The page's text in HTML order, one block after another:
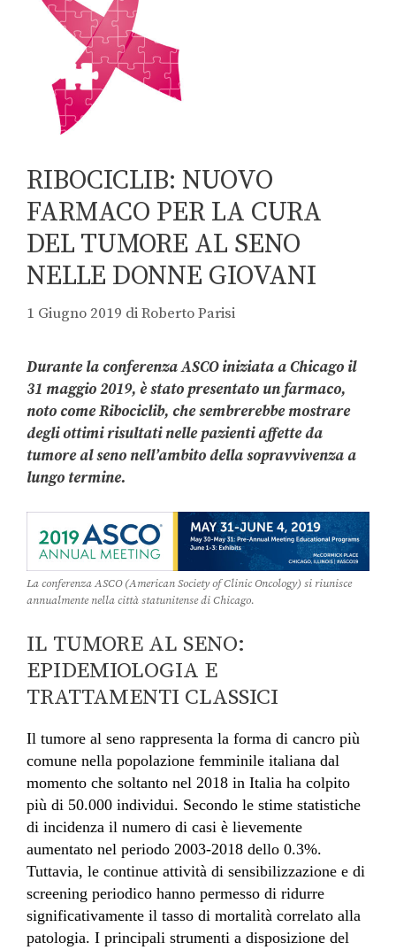
RIBOCICLIB: NUOVO
FARMACO PER LA CURA
DEL TUMORE AL SENO
NELLE DONNE GIOVANI
1 Giugno 2019 diRoberto Parisi
Durante la conferenza ASCO iniziata a Chicago il
31 maggio 2019, è stato presentato un farmaco,
noto come Ribociclib, che sembrerebbe mostrare
degli ottimi risultati nelle pazienti affette da
tumore al seno nell’ambito della sopravvivenza a
lungo termine.
La conferenza ASCO (American Society of Clinic Oncology) si riunisce
annualmente nella città statunitense di Chicago.
IL TUMORE AL SENO:
EPIDEMIOLOGIA E
TRATTAMENTI CLASSICI
Il tumore al seno rappresenta la forma di cancro più
comune nella popolazione femminile italiana dal
momento che soltanto nel 2018 in Italia ha colpito
più di 50.000 individui. Secondo le stime statistiche
di incidenza il numero di casi è lievemente
aumentato nel periodo 2003-2018 dello 0.3%.
Tuttavia, le continue attività di sensibilizzazione e di
screening periodico hanno permesso di ridurre
significativamente il tasso di mortalità correlato alla
patologia. I principali strumenti a disposizione del